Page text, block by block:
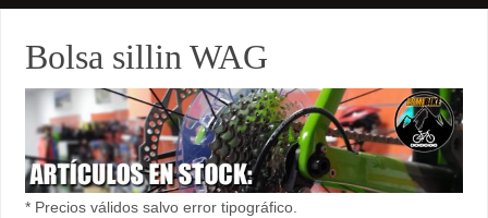
Bolsa sillin WAG
* Precios válidos salvo error tipográfico.